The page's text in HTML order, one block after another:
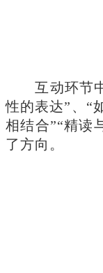
互动环节
性的表达”、“
相结合”“精读
了方向。